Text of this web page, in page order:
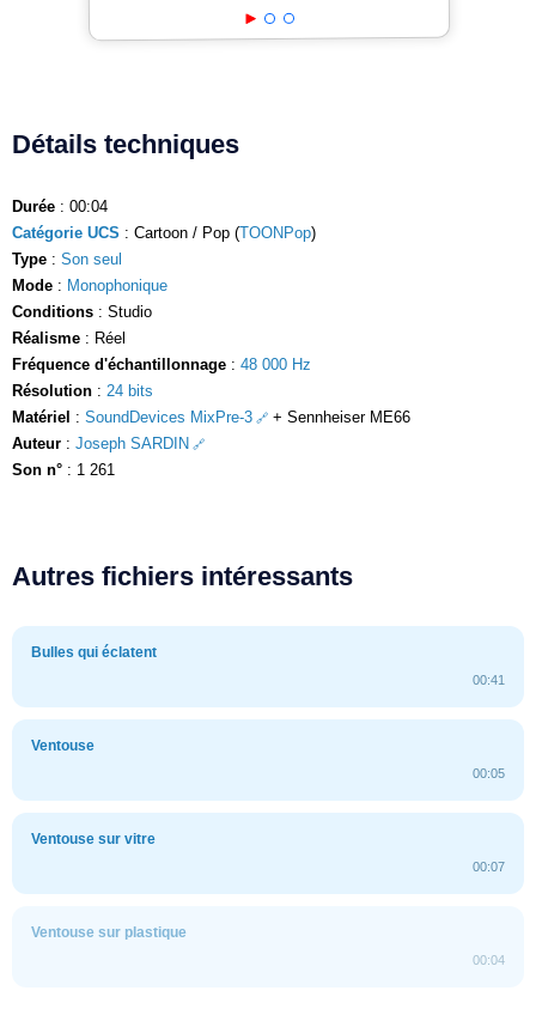
Détails techniques
Durée : 00:04
Catégorie UCS : Cartoon / Pop (TOONPop)
Type : Son seul
Mode : Monophonique
Conditions : Studio
Réalisme : Réel
Fréquence d'échantillonnage : 48 000 Hz
Résolution : 24 bits
Matériel : SoundDevices MixPre-3
+ Sennheiser ME66
Auteur : Joseph SARDIN
Son n° : 1 261
Autres fichiers intéressants
Bulles qui éclatent
00:41
Ventouse
00:05
Ventouse sur vitre
00:07
Ventouse sur plastique
00:04